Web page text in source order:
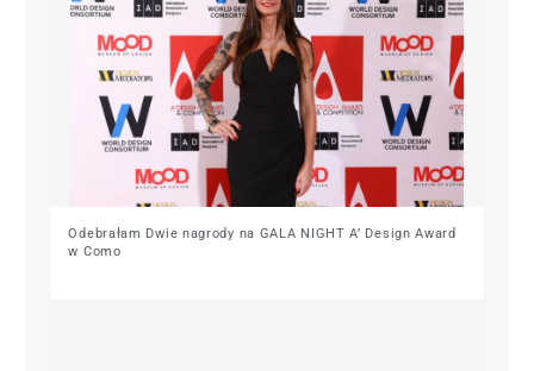
Odebrałam Dwie nagrody na GALA NIGHT A’ Design Award
w Como